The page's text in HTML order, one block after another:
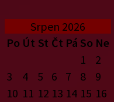
Srpen 2026
Po Út St Čt Pá So Ne
1
2
3
4 5 6 7 8
9
10 11 12 13 14 15 16